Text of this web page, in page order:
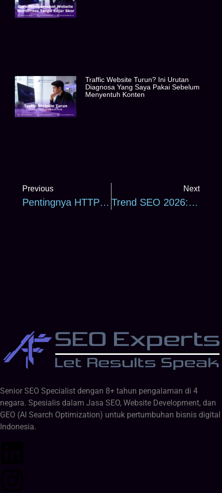
Traffic Website Turun? Ini Urutan
Diagnosa Yang Saya Pakai Sebelum
Menyentuh Konten
Previous
Pentingnya HTTPS Dan Sertifikat SSL Dalam Technical SEO
Next
Trend SEO 2026: 8 Prediksi Kunci & Strategi Adaptasi Di Era AI
Senior SEO Specialist dengan 8+ tahun pengalaman di 4
negara. Spesialis dalam Jasa SEO, Website Development, dan
GEO (AI Search Optimization) untuk pertumbuhan bisnis digital
Indonesia.